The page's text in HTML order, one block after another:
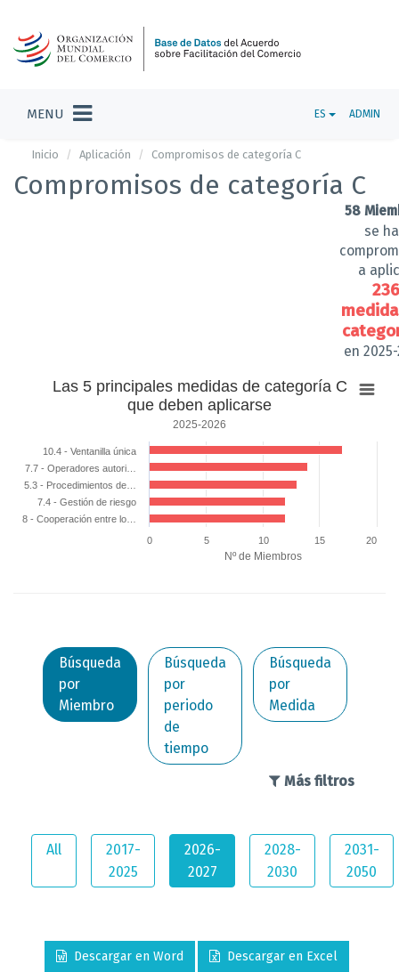
MENU ES ADMIN
Inicio Aplicación Compromisos de categoría C
Compromisos de categoría C
58
se
a
236
en
categoría
que
Nº de Miembros
Las 5 principales medidas de categoría C
que deben aplicarse
2025-2026
10.4 - Ventanilla única
7.7 - Operadores autori…
5.3 - Procedimientos de…
7.4 - Gestión de riesgo
8 - Cooperación entre lo…
0
10
5 15 20
Búsqueda
por
Miembro
Búsqueda
por
periodo
de
tiempo
Búsqueda
por
Medida
Más filtros
All
2017-
2025
2026-
2027
2028-
2030
2031-
2050
Descargar en Word Descargar en Excel